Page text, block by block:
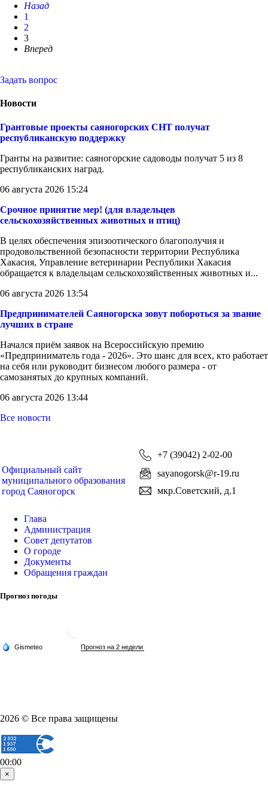
Назад
1
2
3
Вперед
Задать вопрос
Новости
Грантовые проекты саяногорских СНТ получат
республиканскую поддержку
Гранты на развитие: саяногорские садоводы получат 5 из 8
республиканских наград.
06 августа 2026 15:24
Срочное принятие мер! (для владельцев
сельскохозяйственных животных и птиц)
В целях обеспечения эпизоотического благополучия и
продовольственной безопасности территории Республика
Хакасия, Управление ветеринарии Республики Хакасия
обращается к владельцам сельскохозяйственных животных и...
06 августа 2026 13:54
Предпринимателей Саяногорска зовут побороться за звание
лучших в стране
Начался приём заявок на Всероссийскую премию
«Предприниматель года - 2026». Это шанс для всех, кто работает
на себя или руководит бизнесом любого размера - от
самозанятых до крупных компаний.
06 августа 2026 13:44
Все новости
Официальный сайт
муниципального образования
город Саяногорск
+7 (39042) 2-02-00
sayanogorsk@r-19.ru
мкр.Советский, д.1
Глава
Администрация
Совет депутатов
О городе
Документы
Обращения граждан
Прогноз погоды
2026 © Все права защищены
00:00
×